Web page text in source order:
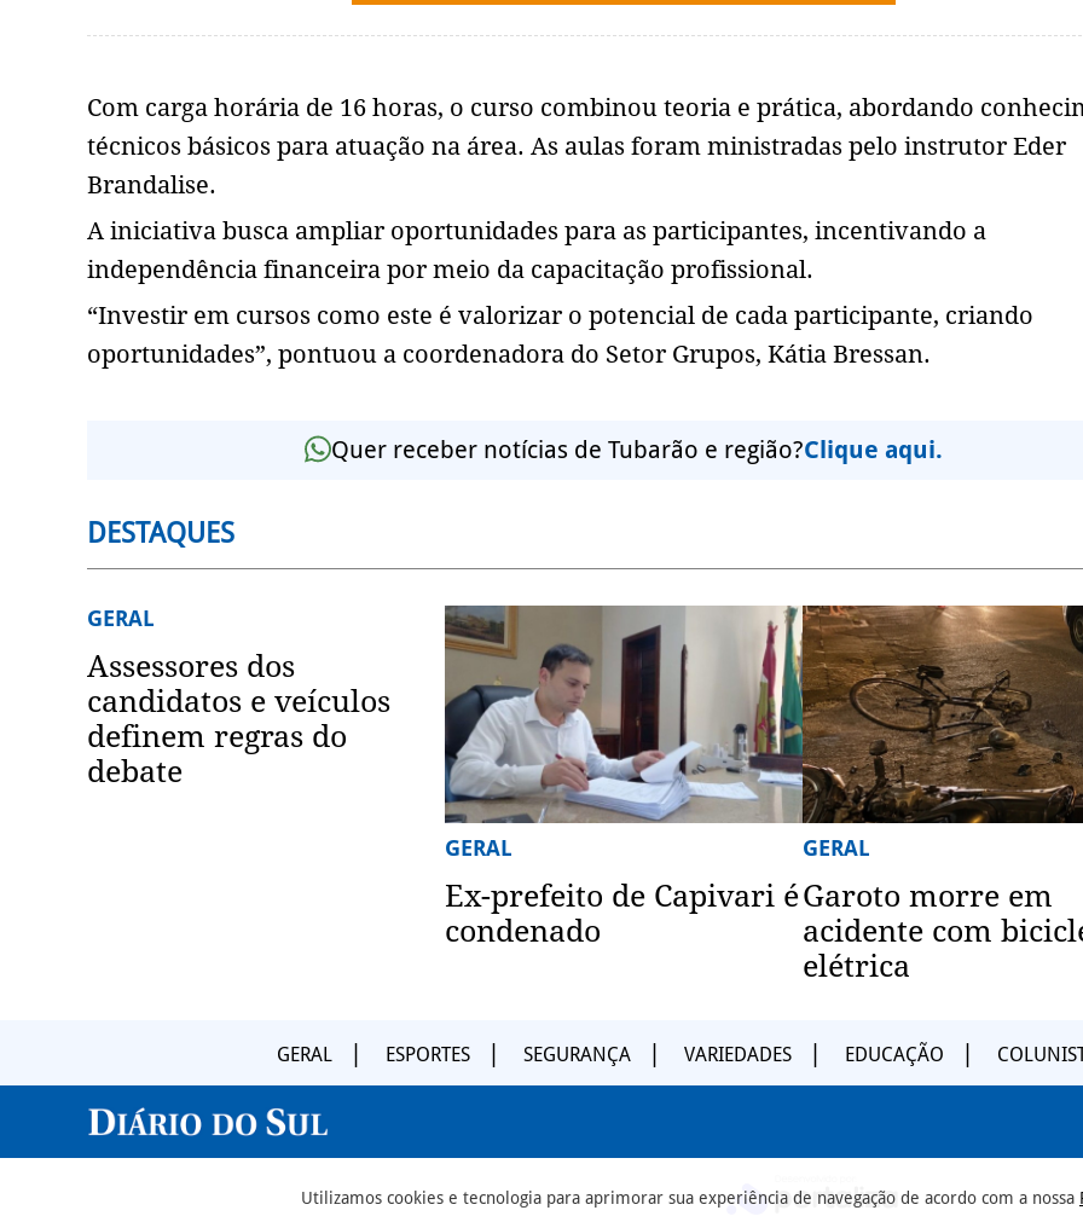
Com carga horária de 16 horas, o curso combinou teoria e prática, abordando
técnicos básicos para atuação na área. As aulas foram ministradas pelo instrutor Eder
Brandalise.
A iniciativa busca ampliar oportunidades para as participantes, incentivando a
independência financeira por meio da capacitação profissional.
“Investir em cursos como este é valorizar o potencial de cada participante, criando
oportunidades”, pontuou a coordenadora do Setor Grupos, Kátia Bressan.
Quer receber notícias de Tubarão e região?Clique aqui.
DESTAQUES
GERAL
Assessores dos
candidatos e veículos
definem regras do
debate
GERAL
Ex-prefeito de Capivari é
condenado
GERAL
Garoto morre em
acidente com
elétrica
GERAL ESPORTES SEGURANÇA VARIEDADES EDUCAÇÃO
Utilizamos cookies e tecnologia para aprimorar sua experiência de navegação de acordo com a nossa